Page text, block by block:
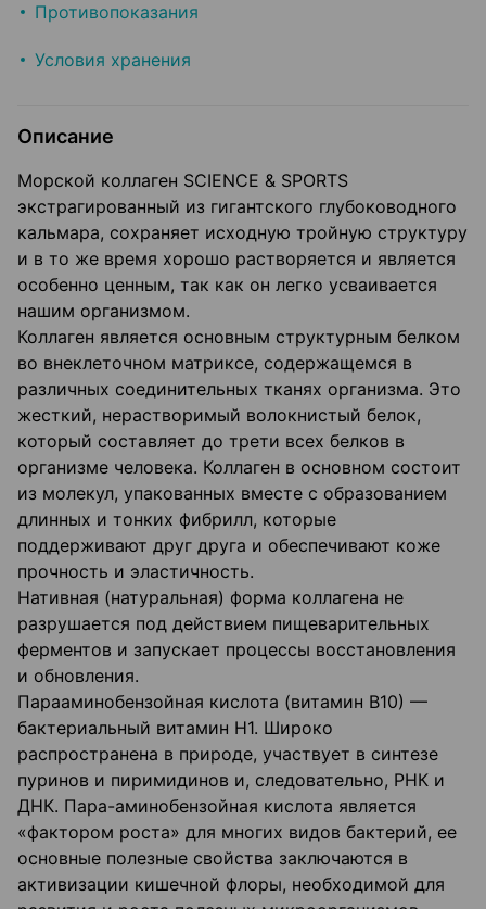
Противопоказания
Условия хранения
Описание
Морской коллаген SCIENCE & SPORTS
экстрагированный из гигантского глубоководного
кальмара, сохраняет исходную тройную структуру
и в то же время хорошо растворяется и является
особенно ценным, так как он легко усваивается
нашим организмом.
Коллаген является основным структурным белком
во внеклеточном матриксе, содержащемся в
различных соединительных тканях организма. Это
жесткий, нерастворимый волокнистый белок,
который составляет до трети всех белков в
организме человека. Коллаген в основном состоит
из молекул, упакованных вместе с образованием
длинных и тонких фибрилл, которые
поддерживают друг друга и обеспечивают коже
прочность и эластичность.
Нативная (натуральная) форма коллагена не
разрушается под действием пищеварительных
ферментов и запускает процессы восстановления
и обновления.
Парааминобензойная кислота (витамин В10) —
бактериальный витамин Н1. Широко
распространена в природе, участвует в синтезе
пуринов и пиримидинов и, следовательно, РНК и
ДНК. Пара-аминобензойная кислота является
«фактором роста» для многих видов бактерий, ее
основные полезные свойства заключаются в
активизации кишечной флоры, необходимой для